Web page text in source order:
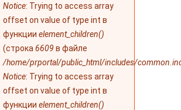
Notice: Trying to access array
offset on value of type int в
функции element_children()
(строка 6609 в файле
/home/prportal/public_html/includes/
Notice: Trying to access array
offset on value of type int в
функции element_children()